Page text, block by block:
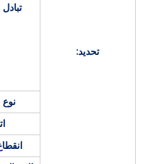
تحديد:
نوع